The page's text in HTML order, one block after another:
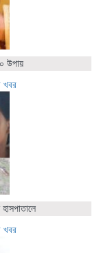
উপায়
খবর
খবর